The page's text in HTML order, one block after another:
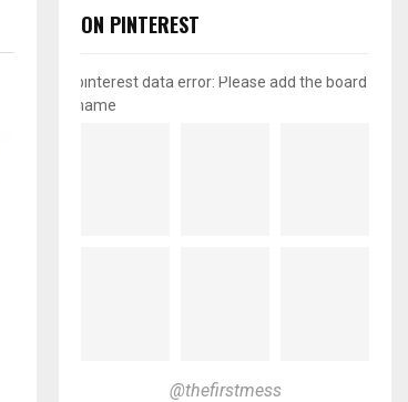
ON PINTEREST
pinterest data error: Please add the board
name
@thefirstmess